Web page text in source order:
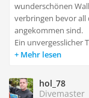
wunderschönen
verbringen bevor all
angekommen sind.
Ein unvergesslicher
Mehr lesen
hol_78
Divemaster